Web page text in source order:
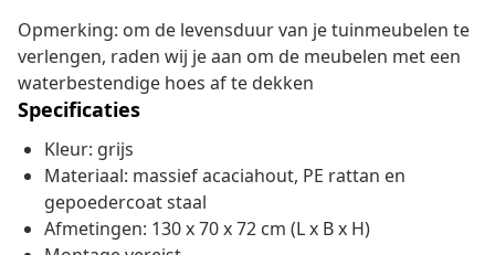
Opmerking: om de levensduur van je tuinmeubelen te
verlengen, raden wij je aan om de meubelen met een
waterbestendige hoes af te dekken
Specificaties
Kleur: grijs
Materiaal: massief acaciahout, PE rattan en
gepoedercoat staal
Afmetingen: 130 x 70 x 72 cm (L x B x H)